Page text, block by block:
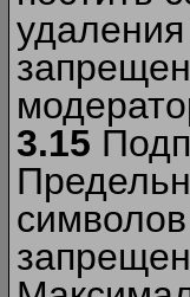
3.15